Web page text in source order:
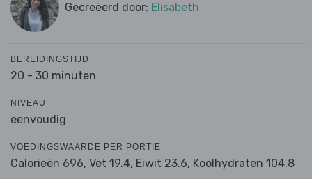
Gecreëerd door: Elisabeth
BEREIDINGSTIJD
20 - 30 minuten
NIVEAU
eenvoudig
VOEDINGSWAARDE PER PORTIE
Calorieën 696, Vet 19.4, Eiwit 23.6, Koolhydraten 104.8